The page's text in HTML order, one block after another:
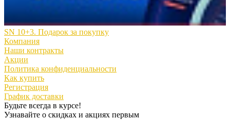
SN 10+3. Подарок за покупку
Компания
Наши контракты
Акции
Политика конфиденциальности
Как купить
Регистрация
График доставки
Будьте всегда в курсе!
Узнавайте о скидках и акциях первым